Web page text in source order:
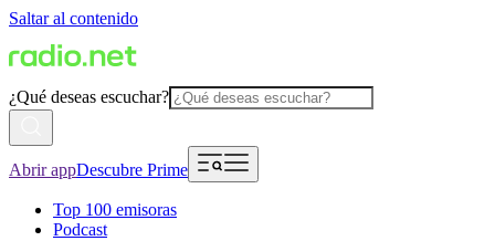
Saltar al contenido
¿Qué deseas escuchar?
Abrir appDescubre Prime
Top 100 emisoras
Podcast